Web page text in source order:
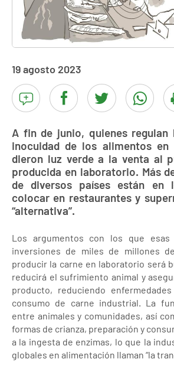
19 agosto 2023
A fin de junio, quienes
inocuidad de los alimentos en
dieron luz verde a la venta al
producida en laboratorio. Más
de diversos países están en
colocar en restaurantes y
“alternativa”.
Los argumentos con los que esas
inversiones de miles de millones
producir la carne en laboratorio será
reducirá el sufrimiento animal y
producto, reduciendo
consumo de carne industrial. La
entre animales y comunidades, así
formas de crianza, preparación y
a la ingesta de enzimas, lo que la
globales en alimentación llaman “la